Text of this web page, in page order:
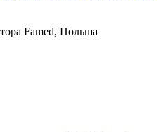
Famed, Польша